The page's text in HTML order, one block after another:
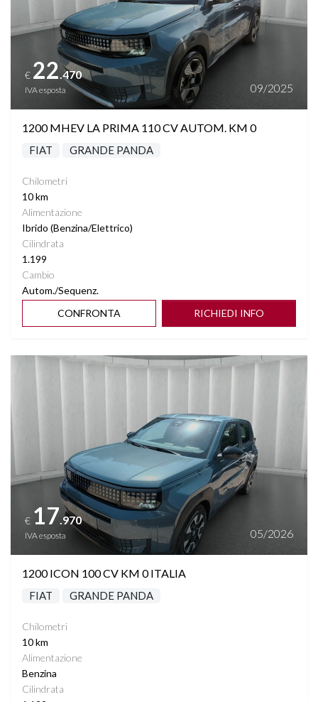
€ 22 .470
IVA esposta 09/2025
1200 MHEV LA PRIMA 110 CV AUTOM. KM 0
FIAT GRANDE PANDA
Chilometri
10 km
Alimentazione
Ibrido (Benzina/Elettrico)
Cilindrata
1.199
Cambio
Autom./Sequenz.
CONFRONTA
RICHIEDI INFO
Vedi dettagli
€ 17.970
IVA esposta 05/2026
1200 ICON 100 CV KM 0 ITALIA
FIAT GRANDE PANDA
Chilometri
10 km
Alimentazione
Benzina
Cilindrata